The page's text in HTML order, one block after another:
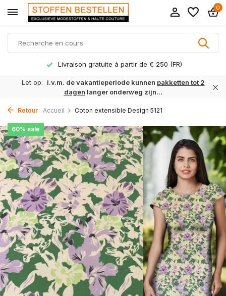
0
Livraison gratuite à partir de € 250 (FR)
Let op: i.v.m. de vakantieperiode kunnen pakketten tot 2
dagen langer onderweg zijn...
Retour Accueil Coton extensible Design 5121
60% sale